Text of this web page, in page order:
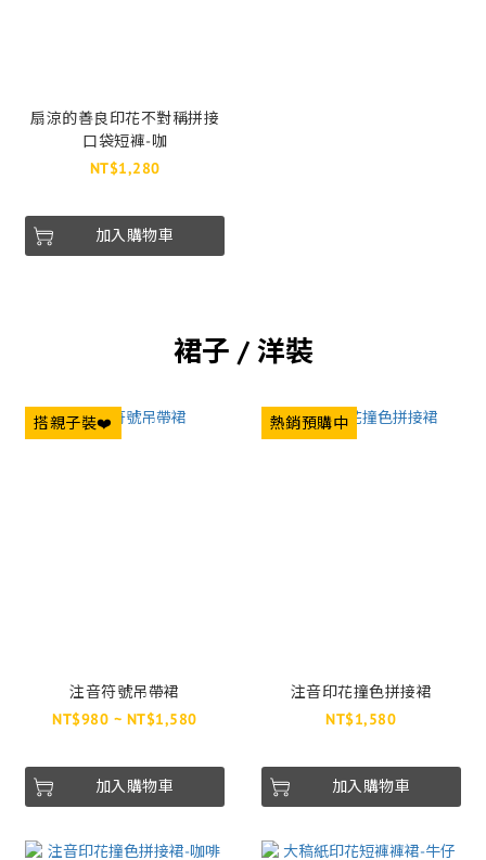
扇涼的善良印花不對稱拼接
口袋短褲-咖
NT$1,280
加入購物車
裙子 / 洋裝
搭親子裝❤️
注音符號吊帶裙
NT$980 ~ NT$1,580
加入購物車
熱銷預購中
注音印花撞色拼接裙
NT$1,580
加入購物車